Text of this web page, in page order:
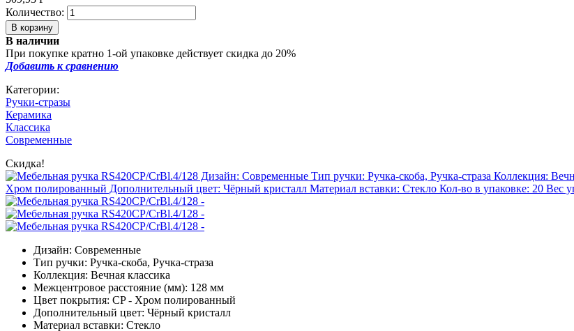
Количество:
В наличии
При покупке кратно 1-ой упаковке действует скидка до 20%
Добавить к сравнению
Категории:
Ручки-стразы
Керамика
Классика
Современные
Скидка!
Дизайн: Современные
Тип ручки: Ручка-скоба, Ручка-страза
Коллекция: Вечная классика
Межцентровое расстояние (мм): 128 мм
Цвет покрытия: CP - Хром полированный
Дополнительный цвет: Чёрный кристалл
Материал вставки: Стекло